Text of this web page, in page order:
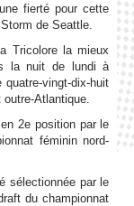
fierté pour cette
de Seattle.
Tricolore la mieux
la nuit de lundi à
vingt-dix-huit
Atlantique.
2e position par le
féminin nord-
sélectionnée par le
du championnat